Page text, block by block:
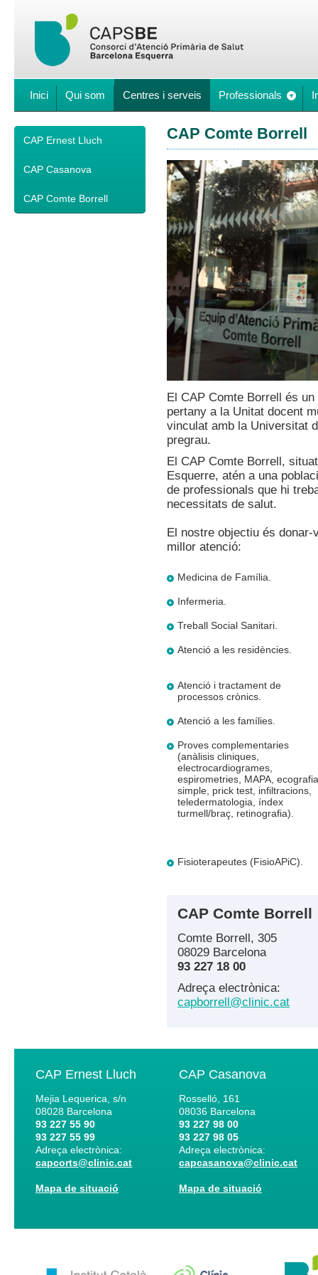
Inici Qui som Centres i serveis Professionals
CAP Ernest Lluch
CAP Casanova
CAP Comte Borrell
CAP Comte Borrell
El CAP Comte Borrell és
pertany a la Unitat docent
vinculat amb la Universitat
pregrau.
El CAP Comte Borrell,
Esquerre, atén a una
de professionals que hi
necessitats de salut.
El nostre objectiu és
millor atenció:
Medicina de Família.
Infermeria.
Treball Social Sanitari.
Atenció a les residències.
Atenció i tractament de
processos crònics.
Atenció a les famílies.
Proves complementaries
(anàlisis cliniques,
electrocardiogrames,
espirometries, MAPA, ecografia
simple, prick test, infiltracions,
teledermatologia, índex
turmell/braç, retinografia).
Fisioterapeutes (FisioAPiC).
CAP Comte Borrell
Comte Borrell, 305
08029 Barcelona
93 227 18 00
Adreça electrònica:
capborrell@clinic.cat
CAP Ernest Lluch
Mejia Lequerica, s/n
08028 Barcelona
93 227 55 90
93 227 55 99
Adreça electrònica:
capcorts@clinic.cat
Mapa de situació
CAP Casanova
Rosselló, 161
08036 Barcelona
93 227 98 00
93 227 98 05
Adreça electrònica:
capcasanova@clinic.cat
Mapa de situació